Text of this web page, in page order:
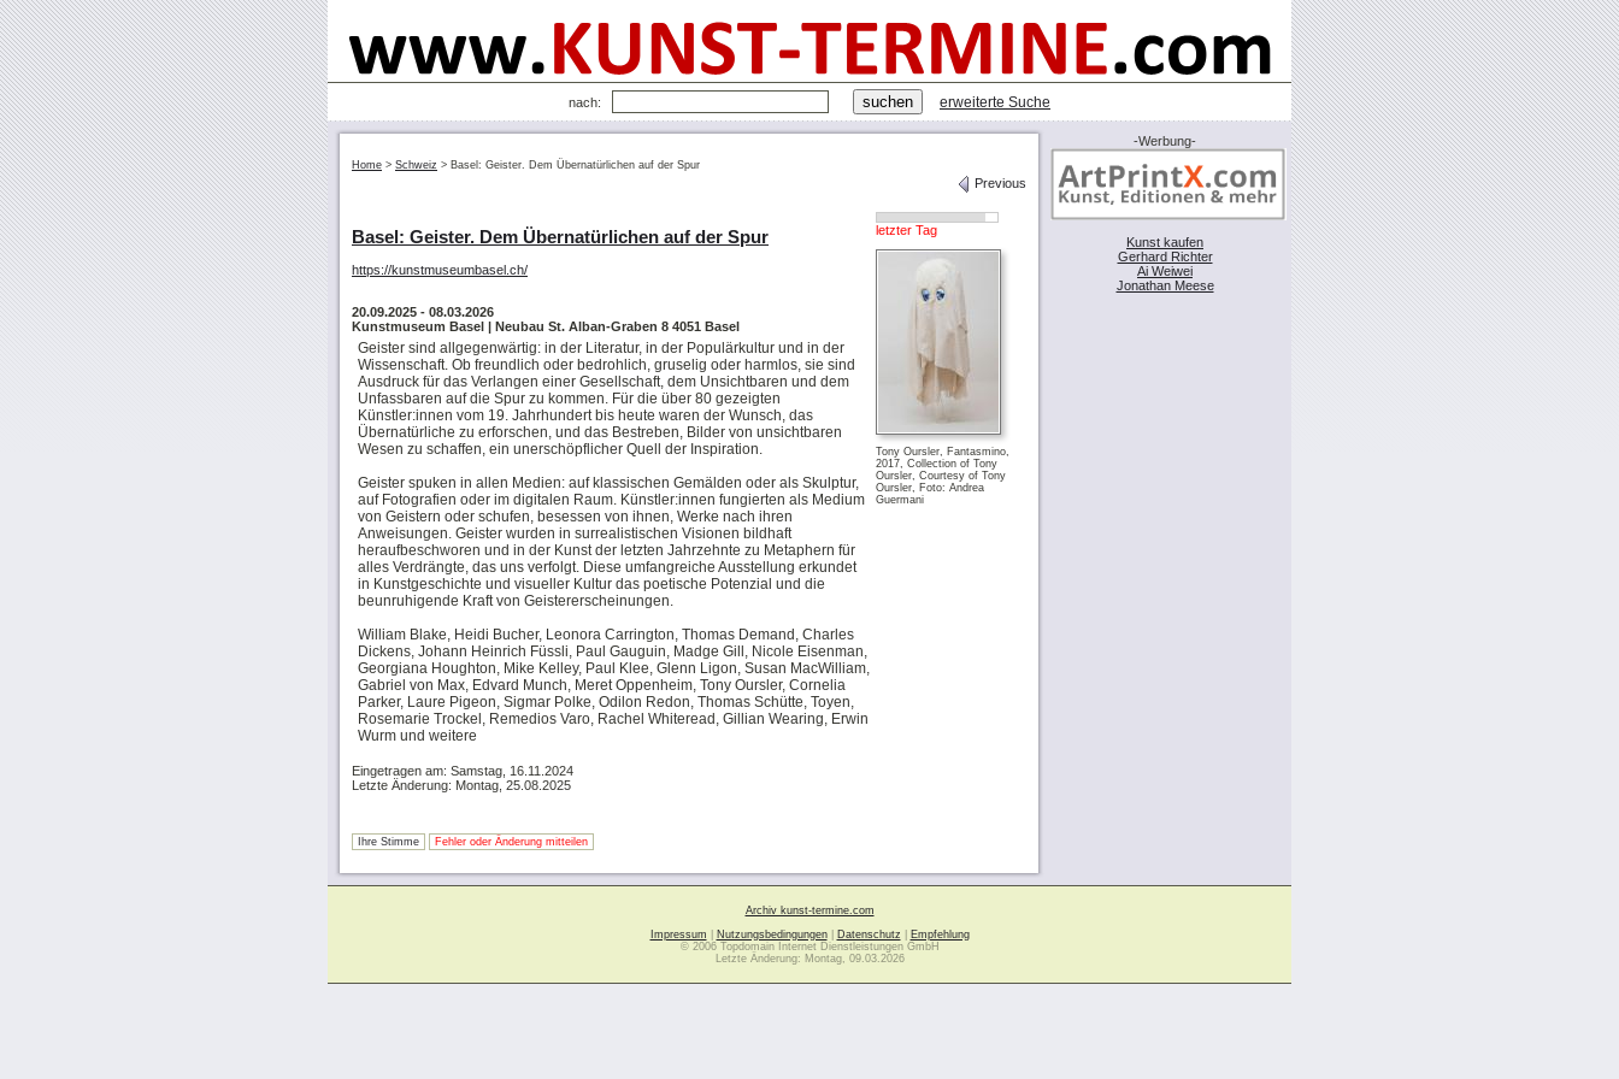
nach: erweiterte Suche
Home > Schweiz > Basel: Geister. Dem Übernatürlichen auf der Spur
Previous
letzter Tag
Tony Oursler, Fantasmino,
2017, Collection of Tony
Oursler, Courtesy of Tony
Oursler, Foto: Andrea
Guermani
Basel: Geister. Dem Übernatürlichen auf der Spur
https://kunstmuseumbasel.ch/
20.09.2025 - 08.03.2026
Kunstmuseum Basel | Neubau St. Alban-Graben 8 4051 Basel
Geister sind allgegenwärtig: in der Literatur, in der Populärkultur und in der
Wissenschaft. Ob freundlich oder bedrohlich, gruselig oder harmlos, sie sind
Ausdruck für das Verlangen einer Gesellschaft, dem Unsichtbaren und dem
Unfassbaren auf die Spur zu kommen. Für die über 80 gezeigten
Künstler:innen vom 19. Jahrhundert bis heute waren der Wunsch, das
Übernatürliche zu erforschen, und das Bestreben, Bilder von unsichtbaren
Wesen zu schaffen, ein unerschöpflicher Quell der Inspiration.
Geister spuken in allen Medien: auf klassischen Gemälden oder als Skulptur,
auf Fotografien oder im digitalen Raum. Künstler:innen fungierten als Medium
von Geistern oder schufen, besessen von ihnen, Werke nach ihren
Anweisungen. Geister wurden in surrealistischen Visionen bildhaft
heraufbeschworen und in der Kunst der letzten Jahrzehnte zu Metaphern für
alles Verdrängte, das uns verfolgt. Diese umfangreiche Ausstellung erkundet
in Kunstgeschichte und visueller Kultur das poetische Potenzial und die
beunruhigende Kraft von Geistererscheinungen.
William Blake, Heidi Bucher, Leonora Carrington, Thomas Demand, Charles
Dickens, Johann Heinrich Füssli, Paul Gauguin, Madge Gill, Nicole Eisenman,
Georgiana Houghton, Mike Kelley, Paul Klee, Glenn Ligon, Susan MacWilliam,
Gabriel von Max, Edvard Munch, Meret Oppenheim, Tony Oursler, Cornelia
Parker, Laure Pigeon, Sigmar Polke, Odilon Redon, Thomas Schütte, Toyen,
Rosemarie Trockel, Remedios Varo, Rachel Whiteread, Gillian Wearing, Erwin
Wurm und weitere
Eingetragen am: Samstag, 16.11.2024
Letzte Änderung: Montag, 25.08.2025
Ihre Stimme Fehler oder Änderung mitteilen
-Werbung-
Kunst kaufen
Gerhard Richter
Ai Weiwei
Jonathan Meese
Archiv kunst-termine.com
Impressum
Nutzungsbedingungen| Datenschutz
Empfehlung
© 2006 Topdomain Internet Dienstleistungen GmbH
Letzte Änderung: Montag, 09.03.2026